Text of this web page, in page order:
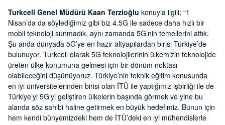
Turkcell Genel Müdürü Kaan Terzioğlu konuyla ilgili; “1
Nisan’da da söylediğimiz gibi biz 4.5G ile sadece daha hızlı bir
mobil teknoloji sunmadık, aynı zamanda 5G’nin temellerini attık.
Şu anda dünyada 5G’ye en hazır altyapılardan birisi Türkiye’de
bulunuyor. Turkcell olarak 5G teknolojilerinin ülkemizin teknolojide
üreten ülke konumuna gelmesi için bir dönüm noktası
olabileceğini düşünüyoruz. Türkiye’nin teknik eğitim konusunda
en iyi üniversitelerinden birisi olan İTÜ ile yaptığımız işbirliği ile de
Türkiye’yi 5G’yi geliştiren ülkelerin başında görmek ve yine bu
alanda söz sahibi haline getirmek en büyük hedefimiz. Bunun için
hem kendi bünyemizdeki hem de İTÜ’deki en iyi mühendislerle